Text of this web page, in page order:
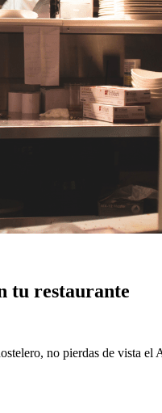
tu restaurante
no pierdas de vista